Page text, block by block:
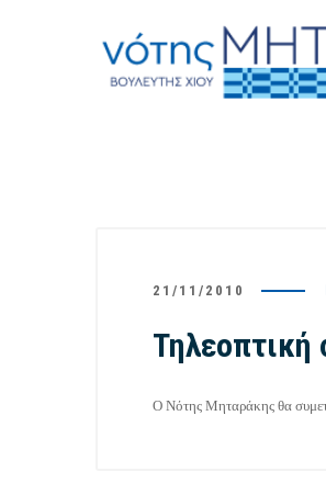
21/11/2010
Τηλεοπτική
Ο Νότης Μηταράκης θα